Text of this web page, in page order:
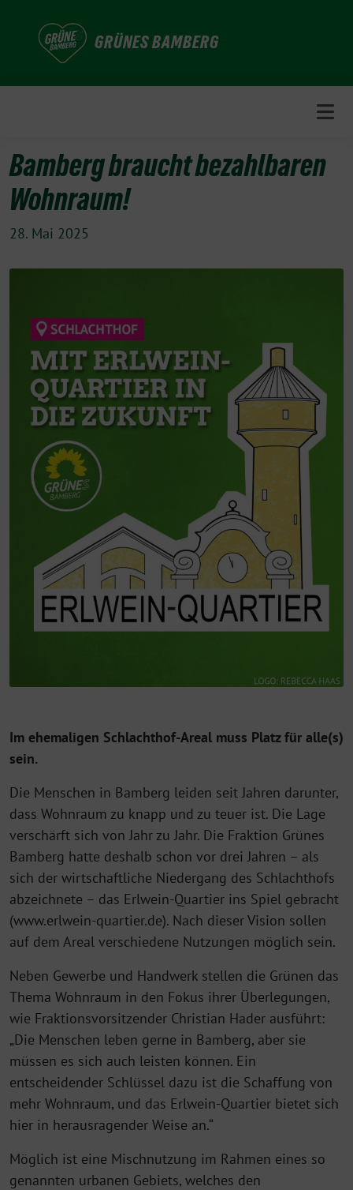
GRÜNES BAMBERG
Bamberg braucht bezahlbaren
Wohnraum!
28. Mai 2025
Im ehemaligen Schlachthof-Areal muss Platz für alle(s)
sein.
Die Menschen in Bamberg leiden seit Jahren darunter,
dass Wohnraum zu knapp und zu teuer ist. Die Lage
verschärft sich von Jahr zu Jahr. Die Fraktion Grünes
Bamberg hatte deshalb schon vor drei Jahren – als
sich der wirtschaftliche Niedergang des Schlachthofs
abzeichnete – das Erlwein-Quartier ins Spiel gebracht
(www.erlwein-quartier.de). Nach dieser Vision sollen
auf dem Areal verschiedene Nutzungen möglich sein.
Neben Gewerbe und Handwerk stellen die Grünen das
Thema Wohnraum in den Fokus ihrer Überlegungen,
wie Fraktionsvorsitzender Christian Hader ausführt:
„Die Menschen leben gerne in Bamberg, aber sie
müssen es sich auch leisten können. Ein
entscheidender Schlüssel dazu ist die Schaffung von
mehr Wohnraum, und das Erlwein-Quartier bietet sich
hier in herausragender Weise an.“
Möglich ist eine Mischnutzung im Rahmen eines so
genannten urbanen Gebiets, welches den